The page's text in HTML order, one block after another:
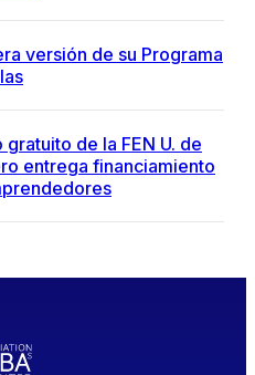
versión de su Programa
de la FEN U. de
entrega financiamiento